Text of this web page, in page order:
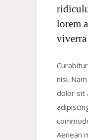
lorem
nisi.
dolor sit
Aenean